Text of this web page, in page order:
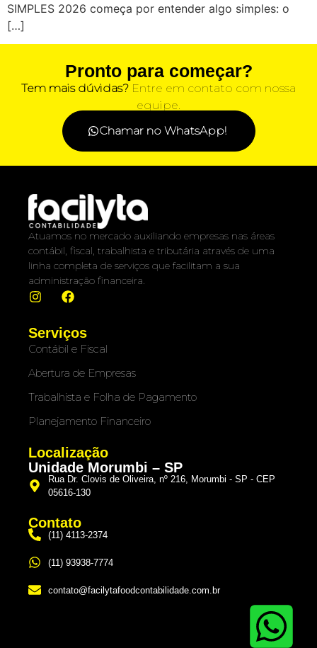
SIMPLES 2026 começa por entender algo simples: o
[…]
Pronto para começar?
Tem mais dúvidas? Entre em contato com nossa
equipe.
Chamar no WhatsApp!
Atuamos no mercado auxiliando empresas nas áreas
contábil, fiscal, trabalhista e tributária através de uma
linha completa de serviços que facilitam a sua
administração financeira.
Serviços
Contábil e Fiscal
Abertura de Empresas
Trabalhista e Folha de Pagamento
Planejamento Financeiro
Localização
Unidade Morumbi – SP
Rua Dr. Clovis de Oliveira, nº 216, Morumbi - SP - CEP
05616-130
Contato
(11) 4113-2374
(11) 93938-7774
contato@facilytafoodcontabilidade.com.br